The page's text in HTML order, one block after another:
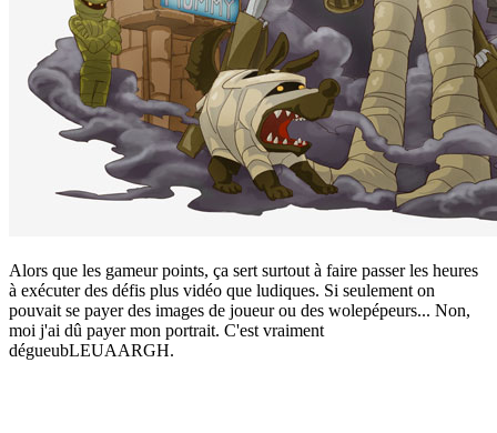
Alors que les gameur points, ça sert surtout à faire passer les heures
à exécuter des défis plus vidéo que ludiques. Si seulement on
pouvait se payer des images de joueur ou des wolepépeurs... Non,
moi j'ai dû payer mon portrait. C'est vraiment
dégueubLEUAARGH.